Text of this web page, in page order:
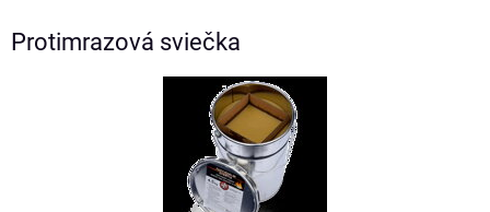
Protimrazová sviečka